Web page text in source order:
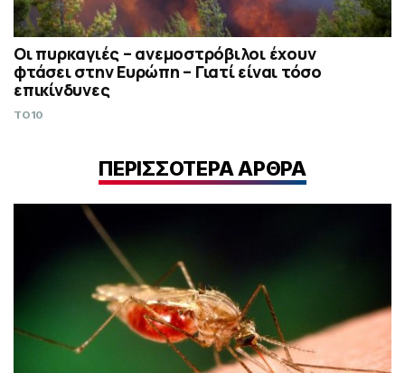
Οι πυρκαγιές – ανεμοστρόβιλοι έχουν
φτάσει στην Ευρώπη – Γιατί είναι τόσο
επικίνδυνες
TO10
ΠΕΡΙΣΣΟΤΕΡΑ ΑΡΘΡΑ